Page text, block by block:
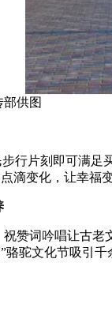
部供图
片刻即可满足
滴变化，让幸福
词吟唱让古老
骆驼文化节吸引